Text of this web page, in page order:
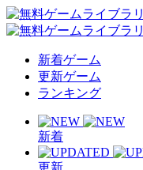
新着ゲーム
更新ゲーム
ランキング
新着
更新